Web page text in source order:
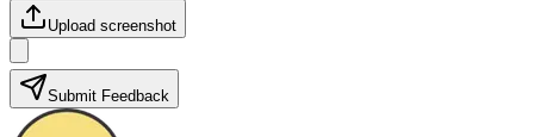
Upload screenshot
Submit Feedback